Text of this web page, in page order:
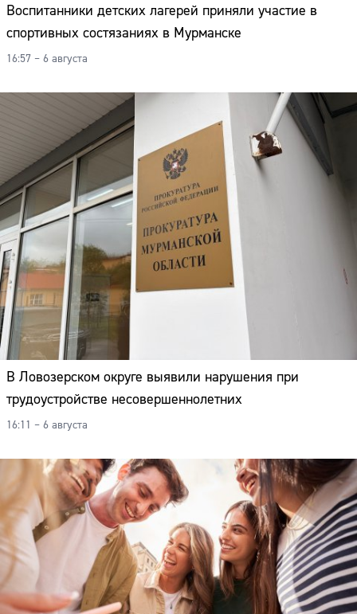
Воспитанники детских лагерей приняли участие в
спортивных состязаниях в Мурманске
16:57 – 6 августа
В Ловозерском округе выявили нарушения при
трудоустройстве несовершеннолетних
16:11 – 6 августа